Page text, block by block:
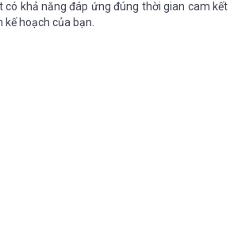
có khả năng đáp ứng đúng thời gian cam kết
hoạch của bạn.